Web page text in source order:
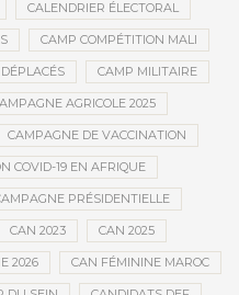
CALENDRIER ÉLECTORAL
CAMP COMPÉTITION MALI
CAMP MILITAIRE
AGRICOLE 2025
CAMPAGNE DE VACCINATION
COVID-19 EN AFRIQUE
PRÉSIDENTIELLE
CAN 2023 CAN 2025
2026 CAN FÉMININE MAROC